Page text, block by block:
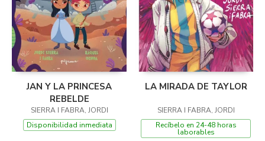
JAN Y LA PRINCESA
REBELDE
SIERRA I FABRA, JORDI
Disponibilidad inmediata
LA MIRADA DE TAYLOR
SIERRA I FABRA, JORDI
Recíbelo en 24-48 horas
laborables